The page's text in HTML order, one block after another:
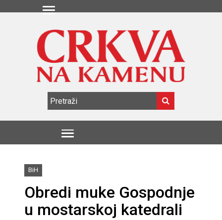
BiH
Obredi muke Gospodnje
u mostarskoj katedrali